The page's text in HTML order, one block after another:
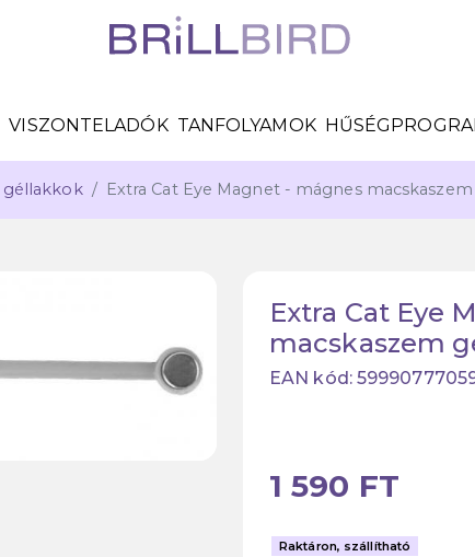
VISZONTELADÓK TANFOLYAMOK
géllakkok Extra Cat Eye Magnet - mágnes
Extra Cat Eye
macskaszem
EAN kód:
1 590 FT
Raktáron, szállítható